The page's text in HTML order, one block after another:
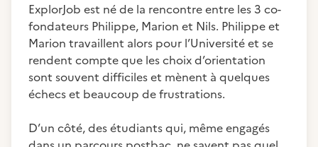
ExplorJob est né de la rencontre entre les 3 co-
fondateurs Philippe, Marion et Nils. Philippe et
Marion travaillent alors pour l’Université et se
rendent compte que les choix d’orientation
sont souvent difficiles et mènent à quelques
échecs et beaucoup de frustrations.
D’un côté, des étudiants qui, même engagés